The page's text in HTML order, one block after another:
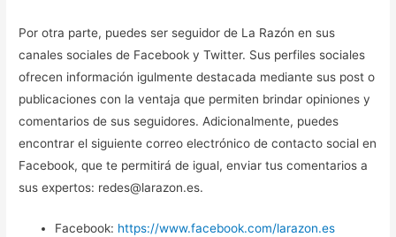
Por otra parte, puedes ser seguidor de La Razón en sus
canales sociales de Facebook y Twitter. Sus perfiles sociales
ofrecen información igulmente destacada mediante sus post o
publicaciones con la ventaja que permiten brindar opiniones y
comentarios de sus seguidores. Adicionalmente, puedes
encontrar el siguiente correo electrónico de contacto social en
Facebook, que te permitirá de igual, enviar tus comentarios a
sus expertos: redes@larazon.es.
Facebook: https://www.facebook.com/larazon.es